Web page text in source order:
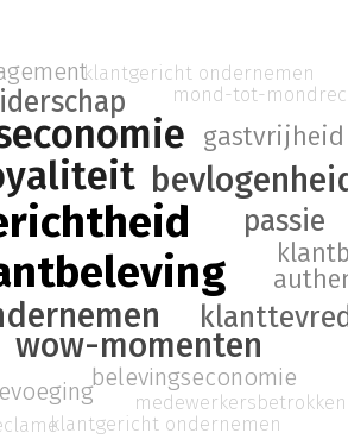
wow-momenten
passie
gastvrijheid
belevingseconomie
klantgericht ondernemen
mond-tot-
klantgericht ondernemen